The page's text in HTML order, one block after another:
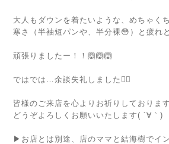
大人もダウンを着たいような、めちゃく
寒さ（半袖短パンや、半分裸😳）と疲れ
頑張りましたー！！🙆🙆🙆
ではでは…余談失礼しました🙇‍♀️
皆様のご来店を心よりお祈りしておりま
どうぞよろしくお願いいたします( ´∀｀)
▶︎お店とは別途、店のママと結海樹でイ